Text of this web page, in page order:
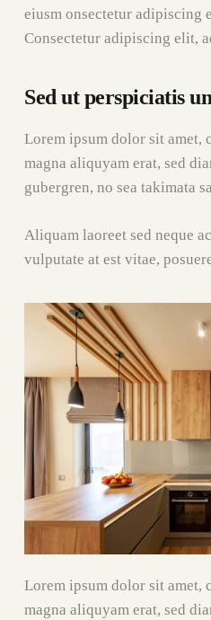
eiusm onsectetur adipiscing
Consectetur adipiscing elit,
Sed ut perspiciatis
Lorem ipsum dolor sit amet,
magna aliquyam erat, sed
gubergren, no sea takimata
Aliquam laoreet sed neque
vulputate at est vitae,
Lorem ipsum dolor sit amet,
magna aliquyam erat, sed